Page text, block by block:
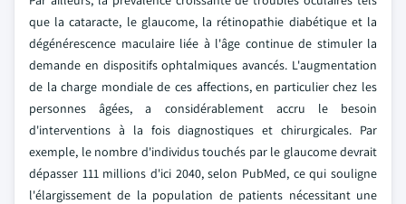
que la cataracte, le glaucome, la rétinopathie diabétique et la
dégénérescence maculaire liée à l'âge continue de stimuler la
demande en dispositifs ophtalmiques avancés. L'augmentation
de la charge mondiale de ces affections, en particulier chez les
personnes âgées, a considérablement accru le besoin
d'interventions à la fois diagnostiques et chirurgicales. Par
exemple, le nombre d'individus touchés par le glaucome devrait
dépasser 111 millions d'ici 2040, selon PubMed, ce qui souligne
l'élargissement de la population de patients nécessitant une